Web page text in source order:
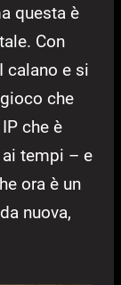
questa è
Con
calano e si
che
che è
tempi – e
ora è un
nuova,